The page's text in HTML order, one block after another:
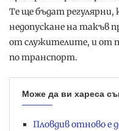
Те ще бъдат регулярни,
недопускане на такъв
от служителите, и от
по транспорт.
Може да ви хареса
Пловдив отново е